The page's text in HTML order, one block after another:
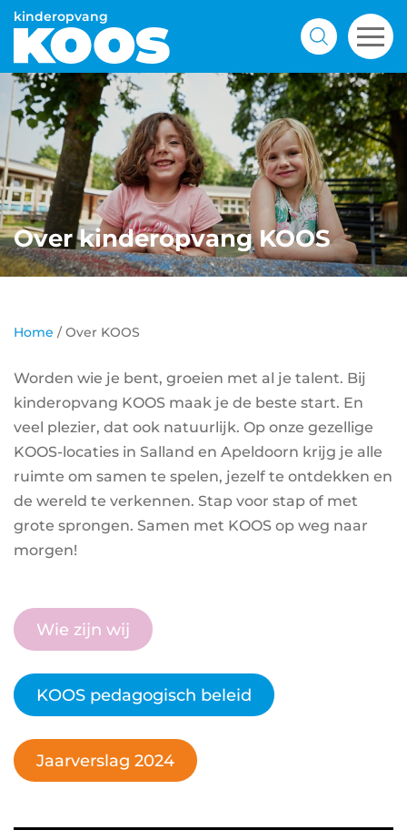
Over kinderopvang KOOS
Home /Over KOOS
Worden wie je bent, groeien met al je talent. Bij
kinderopvang KOOS maak je de beste start. En
veel plezier, dat ook natuurlijk. Op onze gezellige
KOOS-locaties in Salland en Apeldoorn krijg je alle
ruimte om samen te spelen, jezelf te ontdekken en
de wereld te verkennen. Stap voor stap of met
grote sprongen. Samen met KOOS op weg naar
morgen!
Wie zijn wij
KOOS pedagogisch beleid
Jaarverslag 2024